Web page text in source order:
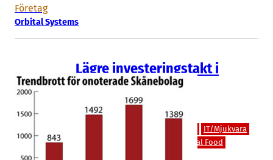
Företag
Orbital Systems
Lägre investeringstakt i
Skånes privatägda
teknikbolag
Bioteknik/Övrig life science
IT/Mjukvara
Livsmedel/Functional Food